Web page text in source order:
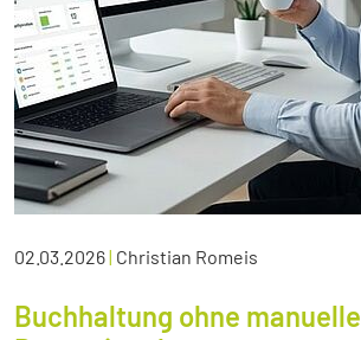
02.03.2026| Christian Romeis
Buchhaltung ohne manuelle